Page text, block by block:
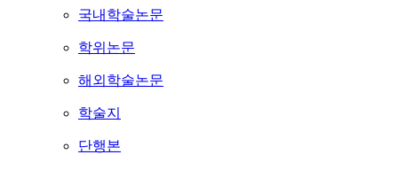
국내학술논문
학위논문
해외학술논문
학술지
단행본